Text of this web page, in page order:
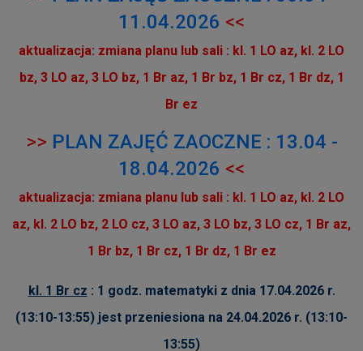
11.04.2026 <<
aktualizacja: zmiana planu lub sali : kl. 1 LO az, kl. 2 LO
bz, 3 LO az, 3 LO bz, 1 Br az, 1 Br bz, 1 Br cz, 1 Br dz, 1
Br ez
>> PLAN ZAJĘĆ ZAOCZNE : 13.04 -
18.04.2026 <<
aktualizacja: zmiana planu lub sali : kl. 1 LO az, kl. 2 LO
az, kl. 2 LO bz, 2 LO cz, 3 LO az, 3 LO bz, 3 LO cz, 1 Br az,
1 Br bz, 1 Br cz, 1 Br dz, 1 Br ez
kl. 1 Br cz : 1 godz. matematyki z dnia 17.04.2026 r.
(13:10-13:55) jest przeniesiona na 24.04.2026 r. (13:10-
13:55)